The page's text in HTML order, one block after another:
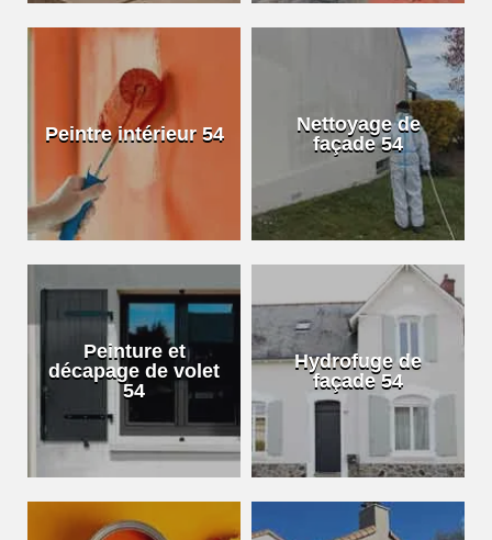
Peintre intérieur 54
Nettoyage de
façade 54
Peinture et
décapage de volet
54
Hydrofuge de
façade 54